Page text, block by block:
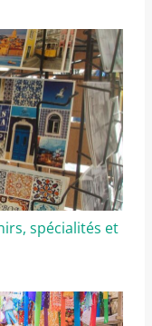
spécialités et